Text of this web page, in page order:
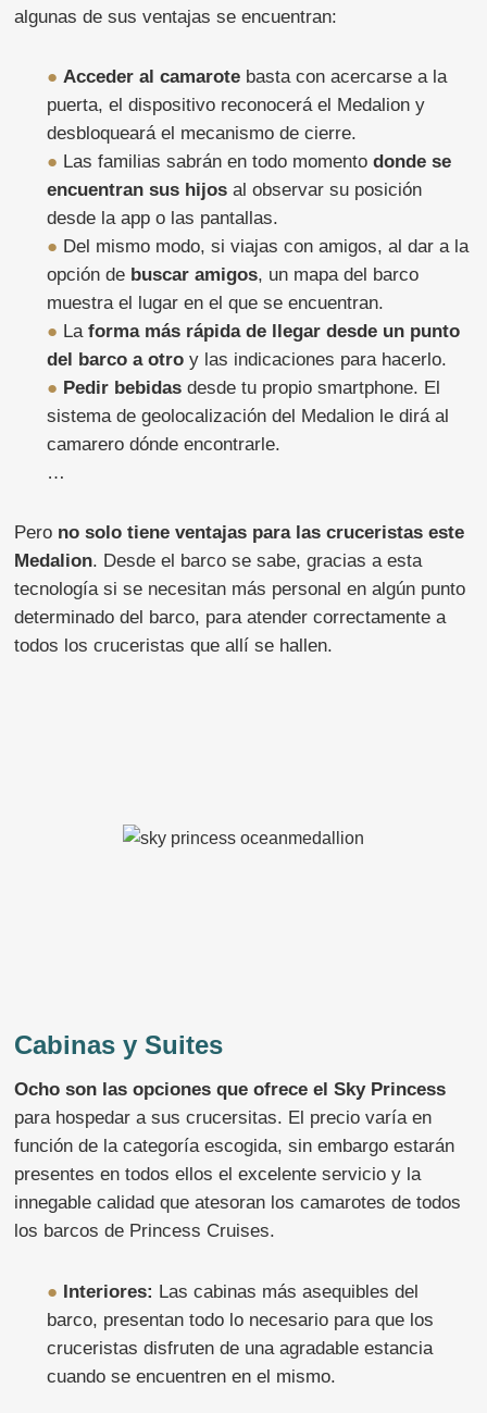
algunas de sus ventajas se encuentran:
● Acceder al camarotebasta con acercarse a la
puerta, el dispositivo reconocerá el Medalion y
desbloqueará el mecanismo de cierre.
● Las familias sabrán en todo momento donde se
encuentran sus hijosal observar su posición
desde la app o las pantallas.
● Del mismo modo, si viajas con amigos, al dar a la
opción de buscar amigos, un mapa del barco
muestra el lugar en el que se encuentran.
● La forma más rápida de llegar desde un punto
del barco a otroy las indicaciones para hacerlo.
● Pedir bebidasdesde tu propio smartphone. El
sistema de geolocalización del Medalion le dirá al
camarero dónde encontrarle.
…
Pero no solo tiene ventajas para las cruceristas este
Medalion. Desde el barco se sabe, gracias a esta
tecnología si se necesitan más personal en algún punto
determinado del barco, para atender correctamente a
todos los cruceristas que allí se hallen.
Cabinas y Suites
Ocho son las opciones que ofrece el Sky Princess
para hospedar a sus crucersitas. El precio varía en
función de la categoría escogida, sin embargo estarán
presentes en todos ellos el excelente servicio y la
innegable calidad que atesoran los camarotes de todos
los barcos de Princess Cruises.
● Interiores: Las cabinas más asequibles del
barco, presentan todo lo necesario para que los
cruceristas disfruten de una agradable estancia
cuando se encuentren en el mismo.